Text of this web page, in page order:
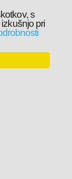
s
pri